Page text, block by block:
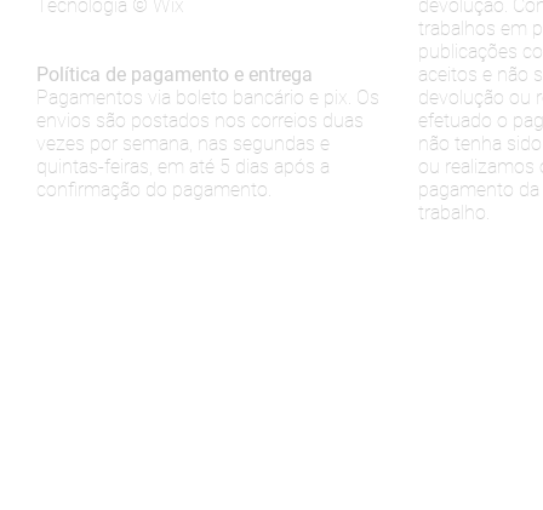
Tecnologia © Wix
Política de pagamento e entrega
Pagamentos via boleto bancário e pix. Os
envios são postados nos correios duas
vezes por semana, nas segundas e
quintas-feiras, em até 5 dias após a
confirmação do pagamento.
devolução.
trabalhos em
publicações
aceitos e não
devolução ou
efetuado o
não tenha
ou realizamos
pagamento
trabalho.